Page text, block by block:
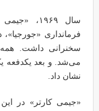
سال ۱۹۶۹،
سخنرانی داشت. همه
می‌شد. و بعد یکدفعه
نشان داد.
«جیمی کارتر» در